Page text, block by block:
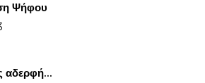
Ψήφου
αδερφή…